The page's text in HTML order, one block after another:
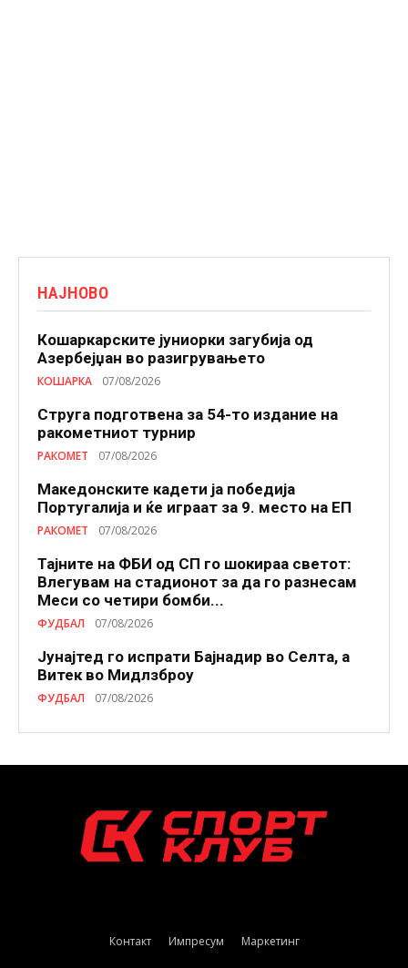
НАЈНОВО
Кошаркарските јуниорки загубија од
Азербејџан во разигрувањето
КОШАРКА 07/08/2026
Струга подготвена за 54-то издание на
ракометниот турнир
РАКОМЕТ 07/08/2026
Македонските кадети ја победија
Португалија и ќе играат за 9. место на ЕП
РАКОМЕТ 07/08/2026
Тајните на ФБИ од СП го шокираа светот:
Влегувам на стадионот за да го разнесам
Меси со четири бомби...
ФУДБАЛ 07/08/2026
Јунајтед го испрати Бајнадир во Селта, а
Витек во Мидлзброу
ФУДБАЛ 07/08/2026
Контакт Импресум Маркетинг